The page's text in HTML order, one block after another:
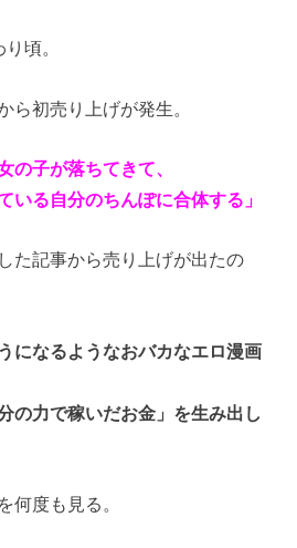
頃。
ら初売り上げが発生。
の子が落ちてきて、
いる自分のちんぽに合体する」
た記事から売り上げが出たの
になるようなおバカなエロ漫画
分の力で稼いだお金」を生み出し
何度も見る。